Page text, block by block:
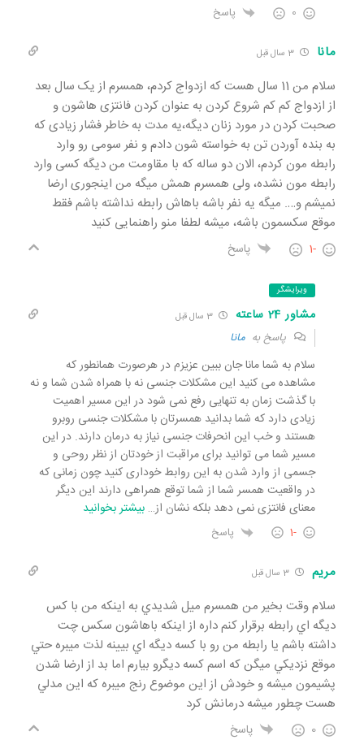
0 پاسخ
مانا 3 سال قبل
سلام من 11 سال هست که ازدواج کردم، همسرم از یک سال بعد
از ازدواج کم کم شروع کردن به عنوان کردن فانتزی هاشون و
صحبت کردن در مورد زنان دیگه،یه مدت به خاطر فشار زیادی که
به بنده آوردن تن به خواسته شون دادم و نفر سومی رو وارد
رابطه مون کردم، الان دو ساله که با مقاومت من دیگه کسی وارد
رابطه مون نشده، ولی همسرم همش میگه من اینجوری ارضا
نمیشم و…. میگه یه نفر باشه باهاش رابطه نداشته باشم فقط
موقع سکسمون باشه، میشه لطفا منو راهنمایی کنید
-1 پاسخ
ویرایشگر
مشاور 24 ساعته 3 سال قبل
پاسخ به مانا
سلام به شما مانا جان ببین عزیزم در هرصورت همانطور که
مشاهده می کنید این مشکلات جنسی نه با همراه شدن شما و نه
با گذشت زمان به تنهایی رفع نمی شود در این مسیر اهمیت
زیادی دارد که شما بدانید همسرتان با مشکلات جنسی روبرو
هستند و خب این انحرفات جنسی نیاز به درمان دارند. در این
مسیر شما می توانید برای مراقبت از خودتان از نظر روحی و
جسمی از وارد شدن به این روابط خوداری کنید چون زمانی که
در واقعیت همسر شما از شما توقع همراهی دارند این دیگر
معنای فانتزی نمی دهد بلکه نشان از… بیشتر بخوانید
-1 پاسخ
مريم 3 سال قبل
سلام وقت بخير من همسرم ميل شديدي به اينكه من با كس
ديگه اي رابطه برقرار كنم داره از اينكه باهاشون سكس چت
داشته باشم يا رابطه من رو با كسه ديگه اي بيينه لذت ميبره حتي
موقع نزديكي ميگن كه اسم كسه ديگرو بيارم اما بد از ارضا شدن
پشيمون ميشه و خودش از اين موضوع رنج ميبره كه اين مدلي
هست چطور ميشه درمانش كرد
0 پاسخ